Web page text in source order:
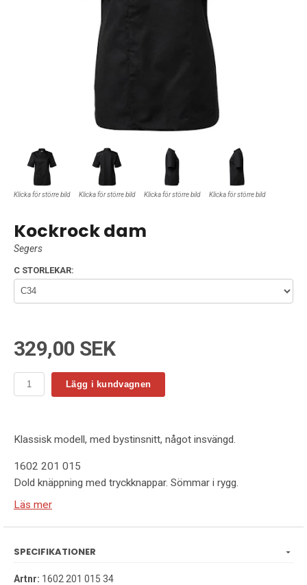
Klicka för större bild Klicka för större bild Klicka för större bild Klicka för större bild
Kockrock dam
Segers
C STORLEKAR:
329,00 SEK
Lägg i kundvagnen
Klassisk modell, med bystinsnitt, något insvängd.
1602 201 015
Dold knäppning med tryckknappar. Sömmar i rygg.
Hank i nacken.
Kval 201 - 65/35% polyester/bomull
Läs mer
SPECIFIKATIONER
Artnr: 1602 201 015 34